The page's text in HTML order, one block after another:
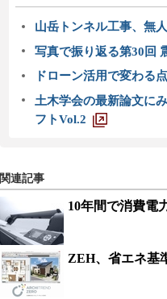
山岳トンネル工事、無
写真で振り返る第30回
ドローン活用で変わる
土木学会の最新論文に
フトVol.2
関連記事
10年間で消費電
ZEH、省エネ基